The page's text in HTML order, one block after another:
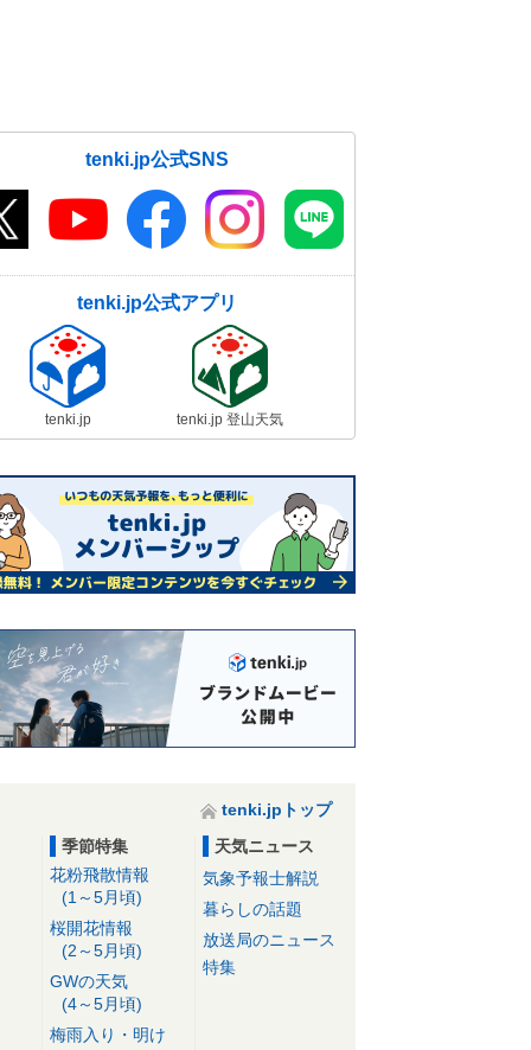
tenki.jp公式SNS
tenki.jp公式アプリ
tenki.jp tenki.jp 登山天気
tenki.jpトップ
季節特集
花粉飛散情報
(1～5月頃)
桜開花情報
(2～5月頃)
GWの天気
(4～5月頃)
梅雨入り・明け
天気ニュース
気象予報士解説
暮らしの話題
放送局のニュース
特集